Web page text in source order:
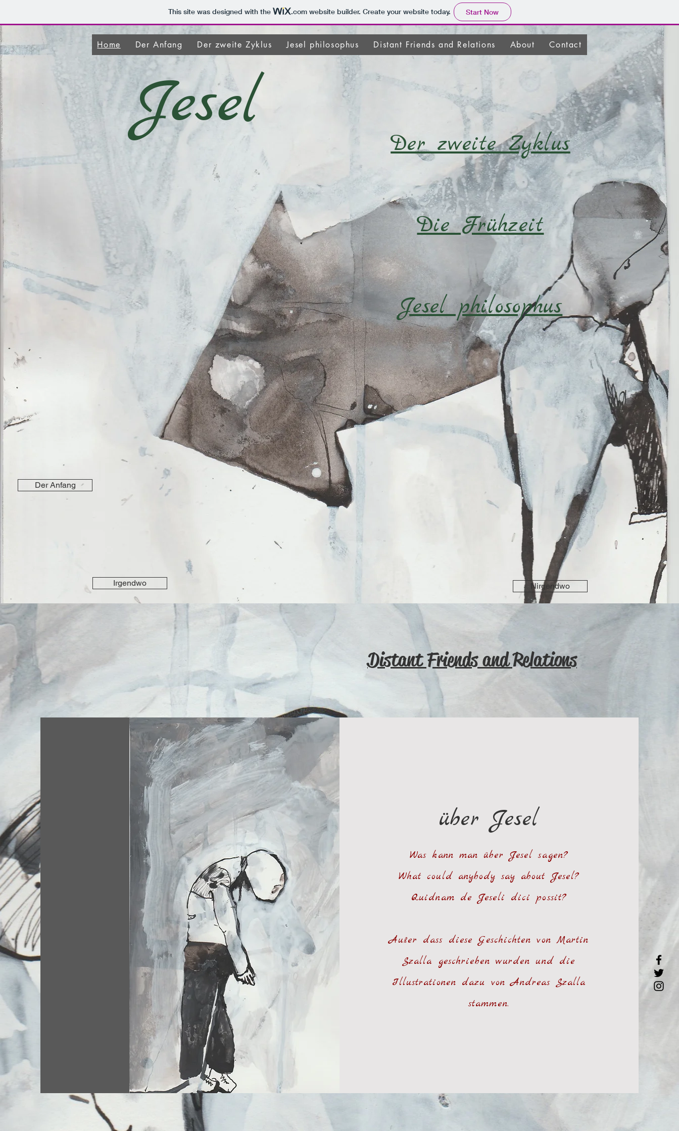
This site was designed with the .comwebsite builder. Create your website today. Start Now
Home Der Anfang Der zweite Zyklus Jesel philosophus Distant Friends and Relations About Contact
Jesel Der zweite Zyklus
Die Frühzeit
Jesel philosophus
Der Anfang
Irgendwo Nirgendwo
Distant Friends and Relations
über Jesel
Was kann man über Jesel sagen?
What could anybody say about Jesel?
Quidnam de Jeseli dici possit?
Außer dass diese Geschichten von Martin
Szalla geschrieben wurden und die
Illustrationen dazu von Andreas Szalla
stammen.